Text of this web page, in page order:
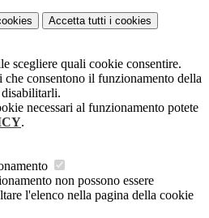
Accetta tutti i cookies
scegliere quali cookie consentire.
consentono il funzionamento della
necessari al funzionamento potete
.
non possono essere
l'elenco nella pagina della cookie